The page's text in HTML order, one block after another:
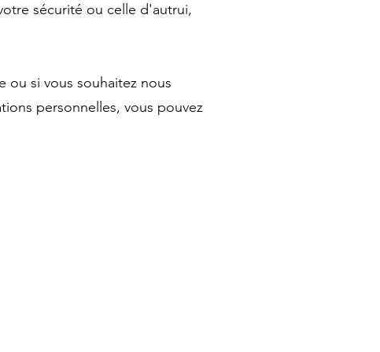
sécurité ou celle d'autrui,
ou si vous souhaitez nous
personnelles, vous pouvez